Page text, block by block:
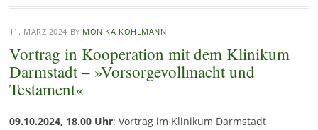
11. MÄRZ 2024 BY MONIKA KOHLMANN
Vortrag in Kooperation mit dem Klinikum
Darmstadt – »Vorsorgevollmacht und
Testament«
09.10.2024, 18.00 Uhr: Vortrag im Klinikum Darmstadt